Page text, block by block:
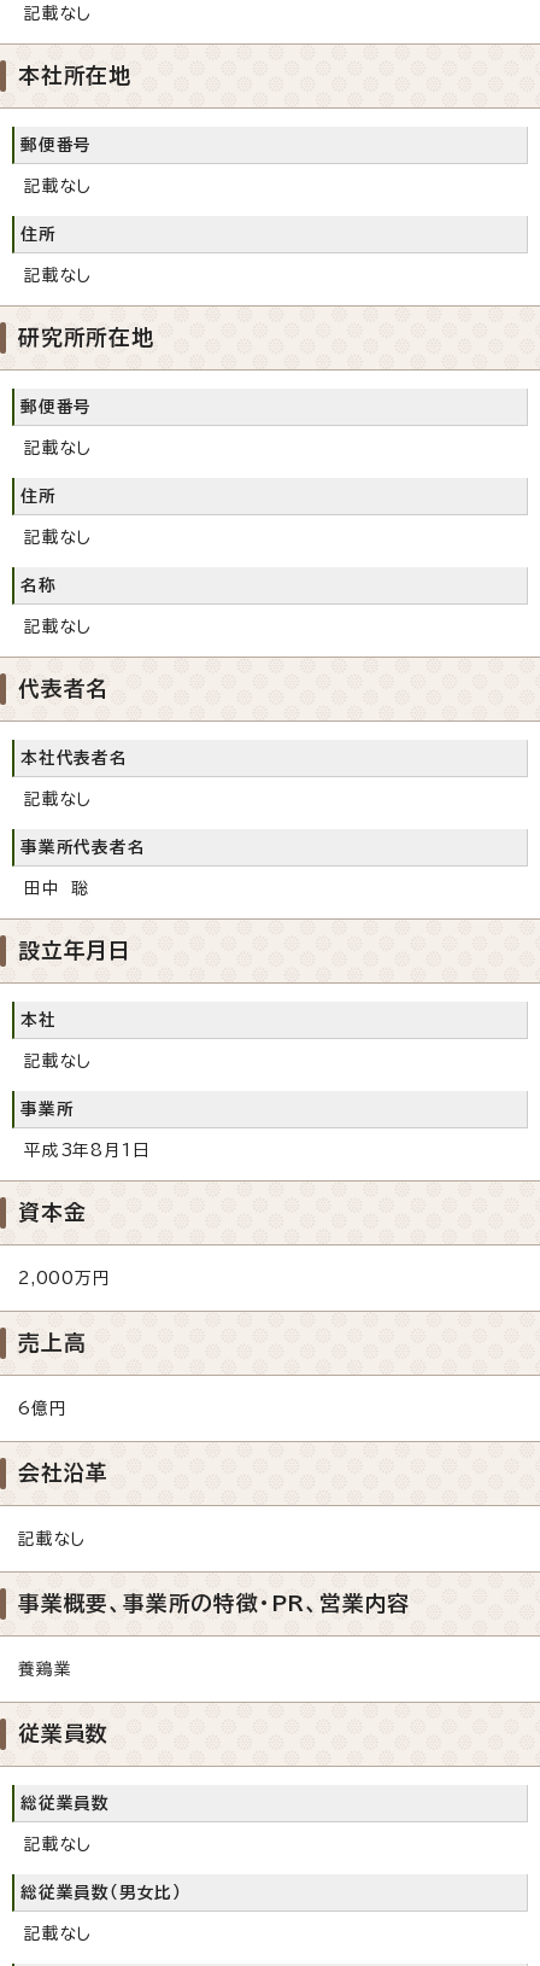
記載なし
本社所在地
郵便番号
記載なし
住所
記載なし
研究所所在地
郵便番号
記載なし
住所
記載なし
名称
記載なし
代表者名
本社代表者名
記載なし
事業所代表者名
田中 聡
設立年月日
本社
記載なし
事業所
平成3年8月1日
資本金
2,000万円
売上高
6億円
会社沿革
記載なし
事業概要、事業所の特徴・PR、営業内容
養鶏業
従業員数
総従業員数
記載なし
総従業員数（男女比）
記載なし